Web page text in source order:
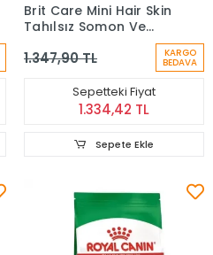
Brit Care Mini Hair Skin
Tahılsız Somon Ve
Ringa Balıklı Küçük Irk
Yetişkin Köpek Maması
1.347,90 TL KARGO
BEDAVA
Sepetteki Fiyat
1.334,42 TL
Sepete Ekle